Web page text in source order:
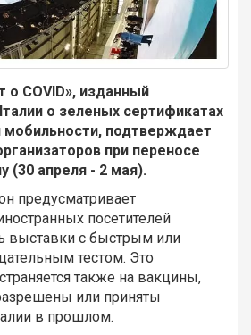
о COVID», изданный
о зеленых сертификатах
подтверждает
при переносе
(30 апреля - 2 мая).
предусматривает
посетителей
выставки с быстрым или
тестом. Это
также на вакцины,
или приняты
в прошлом.